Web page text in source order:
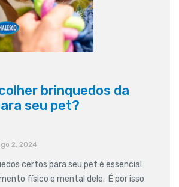
brinquedos da
seu pet?
2, 2024
certos para seu pet é essencial
físico e mental dele. É por isso